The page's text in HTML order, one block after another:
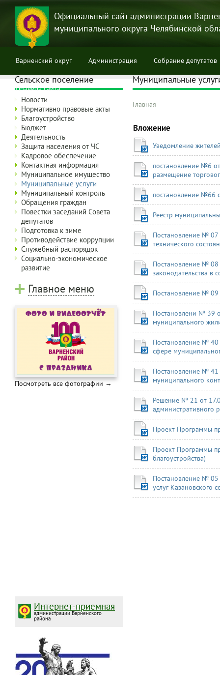
Перейти
основному
содержанию
Официальный сайт администрации
муниципального округа Челябинской
Варненский округ Администрация Собрание депутатов
Правила сайта
Муниципальные
навигации
Главная
Вложение
Уведомление
постановление №6
размещение
постановление №66
Реестр
Постановление № 07
технического
Постановление №
законодательства в
Постановление №
Постановлени № 39
муниципального
Постановление №
сфере
Постановление №
муниципального
Решение № 21 от
административного
Проект Программы
Проект Программы
благоустройства)
Постановление № 05
услуг Казановского
Сельское поселение
Новости
Нормативно правовые акты
Благоустройство
Бюджет
Деятельность
Защита населения от ЧС
Кадровое обеспечение
Контактная информация
Муниципальное имущество
Муниципальные услуги
Муниципальный контроль
Обращения граждан
Повестки заседаний Совета
депутатов
Подготовка к зиме
Противодействие коррупции
Служебный распорядок
Социально-экономическое
развитие
Главное меню
Посмотреть все фотографии →
Интернет-приемная
администрации Варненского
района